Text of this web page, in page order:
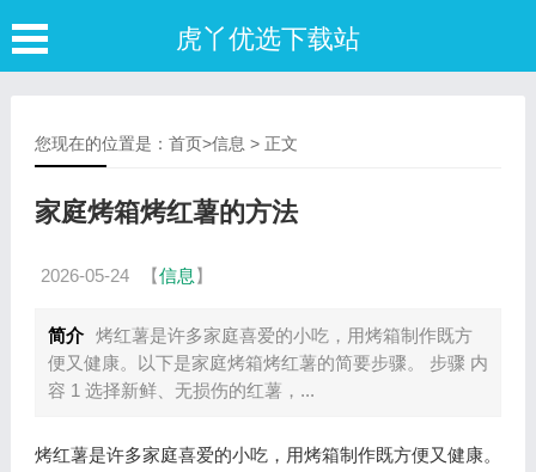
虎丫优选下载站
您现在的位置是： 首页>信息 > 正文
家庭烤箱烤红薯的方法
2026-05-24 【信息 】
简介 烤红薯是许多家庭喜爱的小吃，用烤箱制作既方
便又健康。以下是家庭烤箱烤红薯的简要步骤。 步骤 内
容 1 选择新鲜、无损伤的红薯，...
烤红薯是许多家庭喜爱的小吃，用烤箱制作既方便又健康。